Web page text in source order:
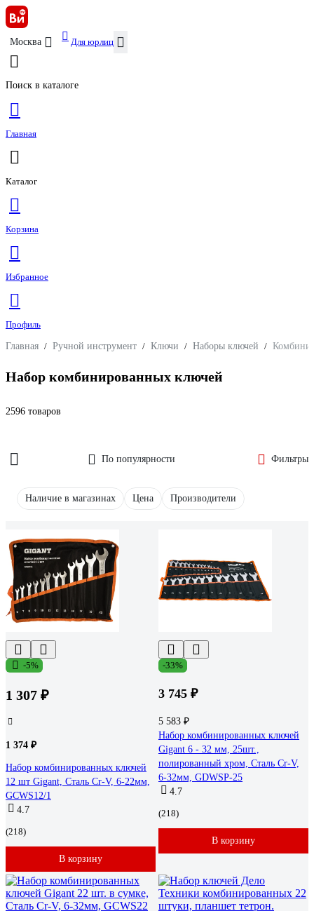
Москва Для юрлиц
Поиск в каталоге
Главная
Каталог
Корзина
Избранное
Профиль
Главная / Ручной инструмент / Ключи / Наборы ключей /
Набор комбинированных ключей
2596 товаров
По популярности Фильтры
Наличие в магазинах Цена Производители
-5%
1 307 ₽
1 374 ₽
Набор комбинированных ключей
12 шт Gigant, Сталь Cr-V, 6-22мм,
GCWS12/1
4.7
(218)
В корзину
-33%
3 745 ₽
5 583 ₽
Набор комбинированных ключей
Gigant 6 - 32 мм, 25шт.,
полированный хром, Сталь Cr-V,
6-32мм, GDWSP-25
4.7
(218)
В корзину